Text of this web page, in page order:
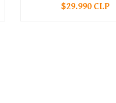
+
$29.990 CLP